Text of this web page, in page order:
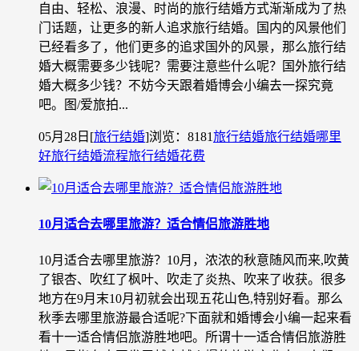
自由、轻松、浪漫、时尚的旅行结婚方式渐渐成为了热
门话题，让更多的新人追求旅行结婚。国内的风景他们
已经看多了，他们更多的追求国外的风景，那么旅行结
婚大概需要多少钱呢？需要注意些什么呢？国外旅行结
婚大概多少钱？不妨今天跟着婚博会小编去一探究竟
吧。图/爱旅拍...
05月28日 [旅行结婚]浏览：8181旅行结婚旅行结婚哪里
好旅行结婚流程旅行结婚花费
10月适合去哪里旅游？适合情侣旅游胜地
10月适合去哪里旅游？10月，浓浓的秋意随风而来,吹黄
了银杏、吹红了枫叶、吹走了炎热、吹来了收获。很多
地方在9月末10月初就会出现五花山色,特别好看。那么
秋季去哪里旅游最合适呢?下面就和婚博会小编一起来看
看十一适合情侣旅游胜地吧。所谓十一适合情侣旅游胜